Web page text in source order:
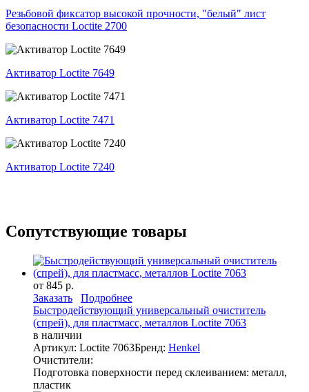
Резьбовой фиксатор высокой прочности, "белый" лист
безопасности Loctite 2700
Активатор Loctite 7649
Активатор Loctite 7471
Активатор Loctite 7240
Сопутствующие товары
от 845 р.
Заказать
Подробнее
Быстродействующий универсальный очиститель
(спрей), для пластмасс, металлов Loctite 7063
в наличии
Артикул: Loctite 7063Бренд: Henkel
Очистители:
Подготовка поверхности перед склеиванием: металл,
пластик